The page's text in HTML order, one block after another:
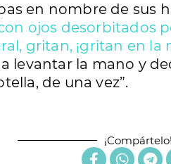
en nombre de sus
ojos desorbitados
gritan, ¡gritan en
levantar la mano y
de una vez”.
¡Compártelo!